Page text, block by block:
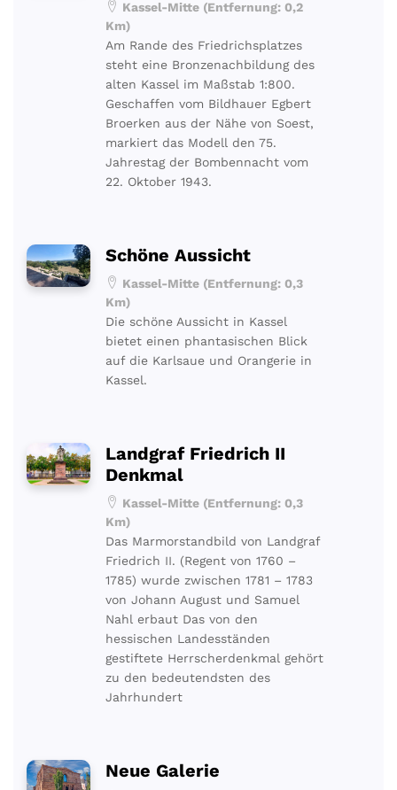
Kassel-Mitte (Entfernung: 0,2
Km)
Am Rande des Friedrichsplatzes
steht eine Bronzenachbildung des
alten Kassel im Maßstab 1:800.
Geschaffen vom Bildhauer Egbert
Broerken aus der Nähe von Soest,
markiert das Modell den 75.
Jahrestag der Bombennacht vom
22. Oktober 1943.
Schöne Aussicht
Kassel-Mitte (Entfernung: 0,3
Km)
Die schöne Aussicht in Kassel
bietet einen phantasischen Blick
auf die Karlsaue und Orangerie in
Kassel.
Landgraf Friedrich II
Denkmal
Kassel-Mitte (Entfernung: 0,3
Km)
Das Marmorstandbild von Landgraf
Friedrich II. (Regent von 1760 –
1785) wurde zwischen 1781 – 1783
von Johann August und Samuel
Nahl erbaut Das von den
hessischen Landesständen
gestiftete Herrscherdenkmal gehört
zu den bedeutendsten des
Jahrhundert
Neue Galerie